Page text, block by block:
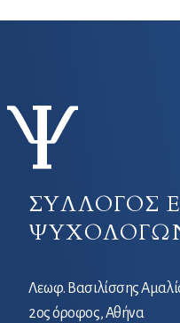
ΣΥΛΛΟΓΟΣ
Λεωφ. Βασιλίσσης
2ος όροφος, Αθήνα